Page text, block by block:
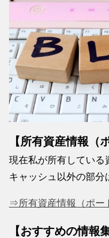
【所有資産情報（
現在私が所有している
キャッシュ以外の部分
⇒所有資産情報（ポー
【おすすめの情報集